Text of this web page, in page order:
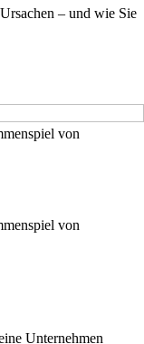
– und wie Sie
von
von
Unternehmen